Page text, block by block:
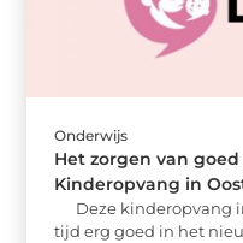
Onderwijs
Het zorgen van
Kinderopvang in
Deze kinderopvang
tijd erg goed in het